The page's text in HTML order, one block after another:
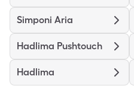
Simponi Aria
Hadlima Pushtouch
Hadlima